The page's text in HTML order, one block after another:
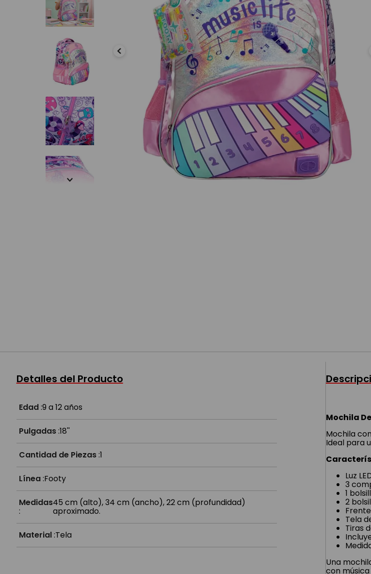
Detalles del Producto
Edad:9 a 12 años
Pulgadas:18''
Cantidad de Piezas:1
Línea:Footy
Medidas
:
45 cm (alto), 34 cm (ancho), 22 cm (profundidad)
aproximado.
Material:Tela
Mochila
Mochila
Ideal para
Luz
3
1
2
Tela
Tiras
Una
con música